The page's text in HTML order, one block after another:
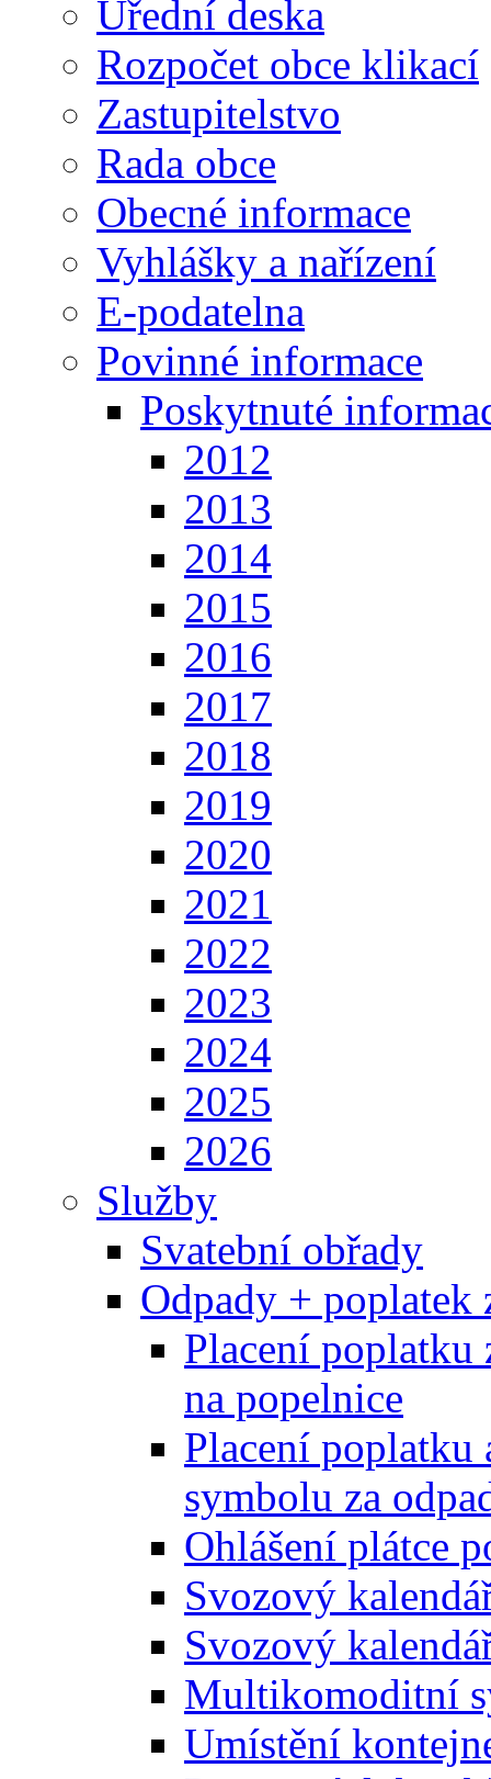
Úřední deska
Rozpočet obce klikací
Zastupitelstvo
Rada obce
Obecné informace
Vyhlášky a nařízení
E-podatelna
Povinné informace
Poskytnuté
2012
2013
2014
2015
2016
2017
2018
2019
2020
2021
2022
2023
2024
2025
2026
Služby
Svatební obřady
Odpady + poplatek
Placení poplatku
na popelnice
Placení poplatku
symbolu za
Ohlášení plátce
Svozový
Svozový
Multikomoditní
Umístění